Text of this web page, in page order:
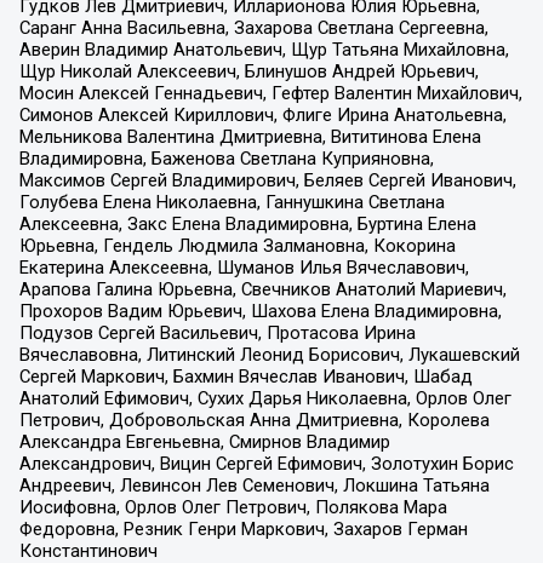
Гудков Лев Дмитриевич, Илларионова Юлия Юрьевна,
Саранг Анна Васильевна, Захарова Светлана Сергеевна,
Аверин Владимир Анатольевич, Щур Татьяна Михайловна,
Щур Николай Алексеевич, Блинушов Андрей Юрьевич,
Мосин Алексей Геннадьевич, Гефтер Валентин Михайлович,
Симонов Алексей Кириллович, Флиге Ирина Анатольевна,
Мельникова Валентина Дмитриевна, Вититинова Елена
Владимировна, Баженова Светлана Куприяновна,
Максимов Сергей Владимирович, Беляев Сергей Иванович,
Голубева Елена Николаевна, Ганнушкина Светлана
Алексеевна, Закс Елена Владимировна, Буртина Елена
Юрьевна, Гендель Людмила Залмановна, Кокорина
Екатерина Алексеевна, Шуманов Илья Вячеславович,
Арапова Галина Юрьевна, Свечников Анатолий Мариевич,
Прохоров Вадим Юрьевич, Шахова Елена Владимировна,
Подузов Сергей Васильевич, Протасова Ирина
Вячеславовна, Литинский Леонид Борисович, Лукашевский
Сергей Маркович, Бахмин Вячеслав Иванович, Шабад
Анатолий Ефимович, Сухих Дарья Николаевна, Орлов Олег
Петрович, Добровольская Анна Дмитриевна, Королева
Александра Евгеньевна, Смирнов Владимир
Александрович, Вицин Сергей Ефимович, Золотухин Борис
Андреевич, Левинсон Лев Семенович, Локшина Татьяна
Иосифовна, Орлов Олег Петрович, Полякова Мара
Федоровна, Резник Генри Маркович, Захаров Герман
Константинович